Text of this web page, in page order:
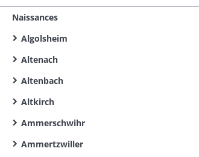
Naissances
Algolsheim
Altenach
Altenbach
Altkirch
Ammerschwihr
Ammertzwiller